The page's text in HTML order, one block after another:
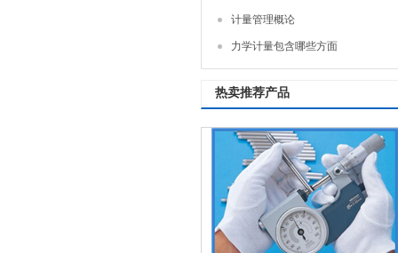
计量管理概论
力学计量包含哪些方面
热卖推荐产品